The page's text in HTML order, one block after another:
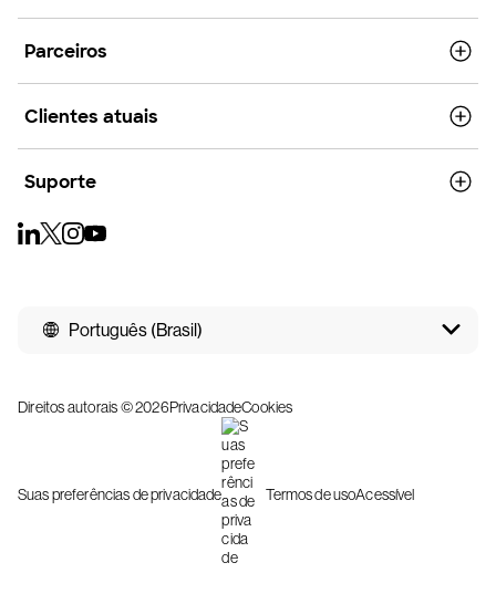
Parceiros
Clientes atuais
Suporte
Português (Brasil)
Direitos autorais © 2026PrivacidadeCookies
Suas preferências de privacidade Termos de usoAcessível